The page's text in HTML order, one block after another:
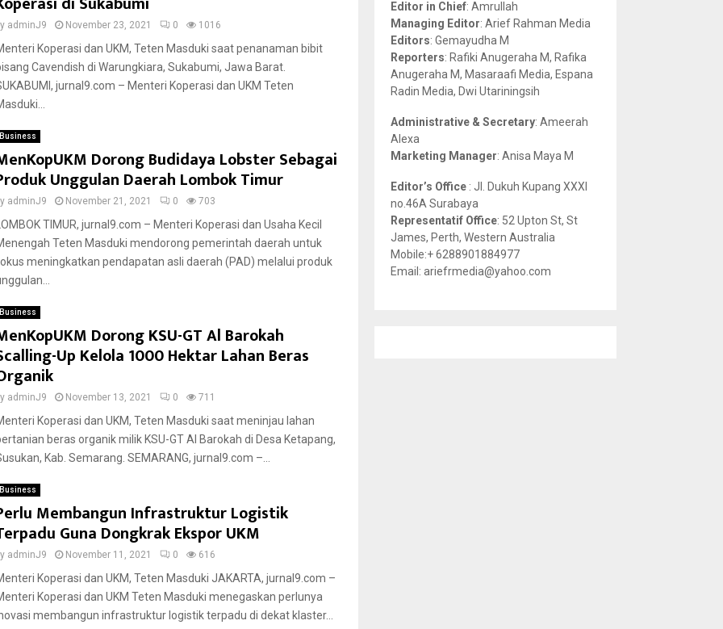
adminJ9 November 23, 2021 0 1016
Koperasi dan UKM, Teten Masduki saat penanaman bibit
Cavendish di Warungkiara, Sukabumi, Jawa Barat.
jurnal9.com – Menteri Koperasi dan UKM Teten
Business
Dorong Budidaya Lobster Sebagai
Unggulan Daerah Lombok Timur
adminJ9 November 21, 2021 0 703
TIMUR, jurnal9.com – Menteri Koperasi dan Usaha Kecil
Teten Masduki mendorong pemerintah daerah untuk
meningkatkan pendapatan asli daerah (PAD) melalui produk
Business
Dorong KSU-GT Al Barokah
Up Kelola 1000 Hektar Lahan Beras
adminJ9 November 13, 2021 0 711
Koperasi dan UKM, Teten Masduki saat meninjau lahan
beras organik milik KSU-GT Al Barokah di Desa Ketapang,
Kab. Semarang. SEMARANG, jurnal9.com –...
Business
Membangun Infrastruktur Logistik
Guna Dongkrak Ekspor UKM
adminJ9 November 11, 2021 0 616
Koperasi dan UKM, Teten Masduki JAKARTA, jurnal9.com –
Koperasi dan UKM Teten Masduki menegaskan perlunya
membangun infrastruktur logistik terpadu di dekat klaster...
r
:
R
H
Editor in Chief: Amrullah
Managing Editor: Arief Rahman Media
Editors: Gemayudha M
Reporters: Rafiki Anugeraha M, Rafika
Anugeraha M, Masaraafi Media, Espana
Radin Media, Dwi Utariningsih
Administrative & Secretary: Ameerah
Alexa
Marketing Manager: Anisa Maya M
Editor’s Office : Jl. Dukuh Kupang XXXI
no.46A Surabaya
Representatif Office: 52 Upton St, St
James, Perth, Western Australia
Mobile:+ 6288901884977
Email: ariefrmedia@yahoo.com